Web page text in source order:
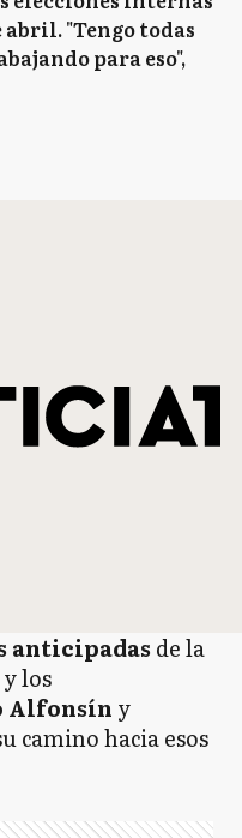
abril. "Tengo todas
para eso",
anticipadas de la
y los
Alfonsín y
camino hacia esos